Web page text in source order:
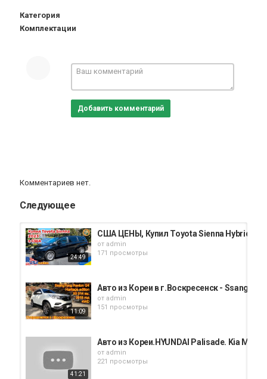
Категория
Комплектации
Добавить комментарий
Комментариев нет.
Следующее
24:49
США ЦЕНЫ, Купил Toyota Sienna Hybrid
от admin
171 просмотры
11:09
Авто из Кореи в г.Воскресенск -
от admin
151 просмотры
41:21
Авто из Кореи.HYUNDAI Palisade. Kia
от admin
221 просмотры